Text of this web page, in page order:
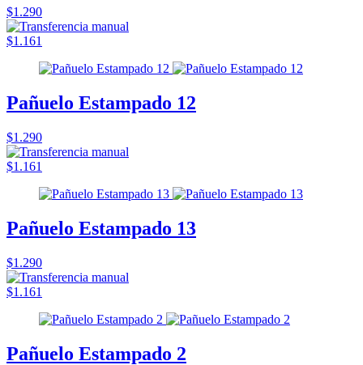
$1.290
$1.161
Pañuelo Estampado 12
$1.290
$1.161
Pañuelo Estampado 13
$1.290
$1.161
Pañuelo Estampado 2